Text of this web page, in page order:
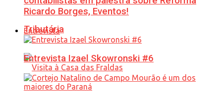
Tributária
Ricardo Borges, Eventos!
Entrevista
Entrevista Izael Skowronski #6